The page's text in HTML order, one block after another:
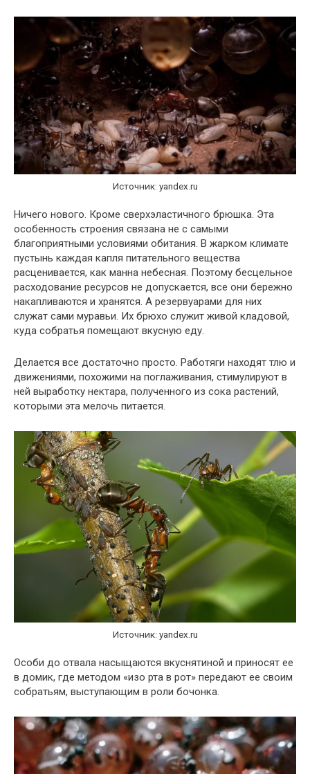
Источник: yandex.ru
Ничего нового. Кроме сверхэластичного брюшка. Эта
особенность строения связана не с самыми
благоприятными условиями обитания. В жарком климате
пустынь каждая капля питательного вещества
расценивается, как манна небесная. Поэтому бесцельное
расходование ресурсов не допускается, все они бережно
накапливаются и хранятся. А резервуарами для них
служат сами муравьи. Их брюхо служит живой кладовой,
куда собратья помещают вкусную еду.
Делается все достаточно просто. Работяги находят тлю и
движениями, похожими на поглаживания, стимулируют в
ней выработку нектара, полученного из сока растений,
которыми эта мелочь питается.
Источник: yandex.ru
Особи до отвала насыщаются вкуснятиной и приносят ее
в домик, где методом «изо рта в рот» передают ее своим
собратьям, выступающим в роли бочонка.